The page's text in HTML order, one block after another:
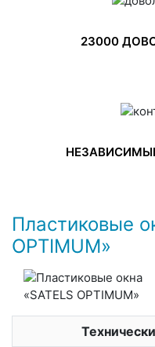
23000
Пластиковые
OPTIMUM»